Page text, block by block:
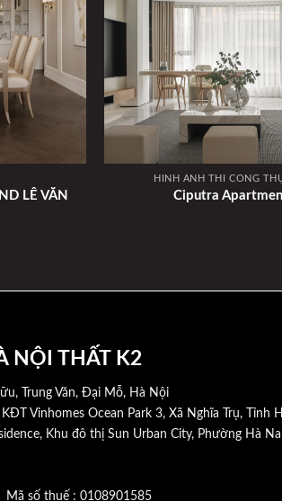
LÊ VĂN
HÌNH ẢNH THI CÔNG
Ciputra
NỘI THẤT K2
Trung Văn, Đại Mỗ, Hà Nội
Vinhomes Ocean Park 3, Xã Nghĩa Trụ, Tỉnh
Khu đô thị Sun Urban City, Phường Hà
thuế : 0108901585